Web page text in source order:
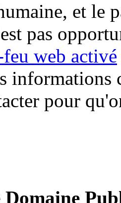
et le
pas
feu web activé
informations
pour